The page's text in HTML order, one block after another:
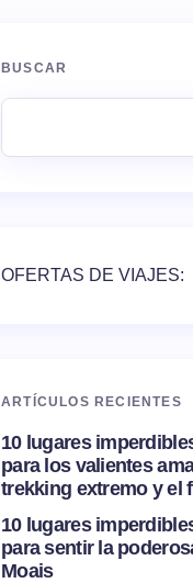
BUSCAR
OFERTAS DE VIAJES:
ARTÍCULOS RECIENTES
10 lugares
para los valientes
trekking extremo y el
10 lugares
para sentir la
Moais